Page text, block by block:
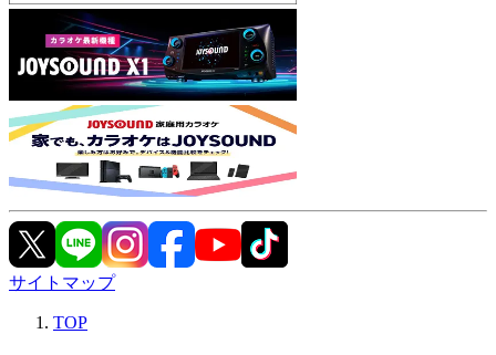
サイトマップ
TOP